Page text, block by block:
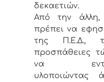
δεκαετιών.
Από την
πρέπει να
της Π.Ε.Δ.,
προσπάθειες
να
υλοποιώντας